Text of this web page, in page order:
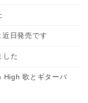
日発売です
した
歌とギターバ